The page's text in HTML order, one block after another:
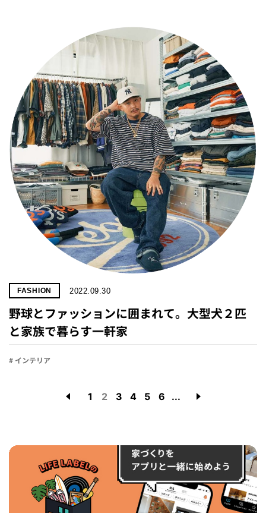
FASHION 2022.09.30
野球とファッションに囲まれて。大型犬２匹
と家族で暮らす一軒家
# インテリア
1 2 3 4 5 6 ...